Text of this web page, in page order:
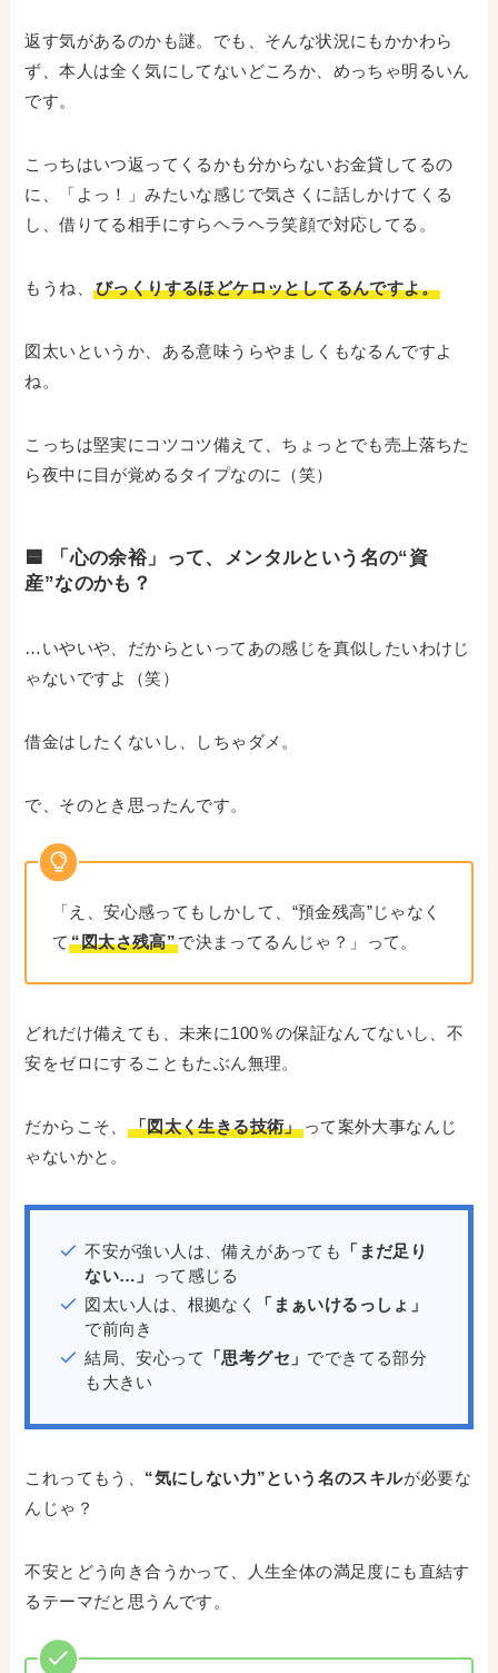
返す気があるのかも謎。でも、そんな状況にもかかわら
ず、本人は全く気にしてないどころか、めっちゃ明るいん
です。
こっちはいつ返ってくるかも分からないお金貸してるの
に、「よっ！」みたいな感じで気さくに話しかけてくる
し、借りてる相手にすらヘラヘラ笑顔で対応してる。
もうね、びっくりするほどケロッとしてるんですよ。
図太いというか、ある意味うらやましくもなるんですよ
ね。
こっちは堅実にコツコツ備えて、ちょっとでも売上落ちた
ら夜中に目が覚めるタイプなのに（笑）
🟦 「心の余裕」って、メンタルという名の“資
産”なのかも？
…いやいや、だからといってあの感じを真似したいわけじ
ゃないですよ（笑）
借金はしたくないし、しちゃダメ。
で、そのとき思ったんです。
「え、安心感ってもしかして、“預金残高”じゃなく
て“図太さ残高”で決まってるんじゃ？」って。
どれだけ備えても、未来に100％の保証なんてないし、不
安をゼロにすることもたぶん無理。
だからこそ、 「図太く生きる技術」って案外大事なんじ
ゃないかと。
不安が強い人は、備えがあっても
「まだ足り
ない…」
って感じる
図太い人は、根拠なく
「まぁいけるっしょ」
で前向き
結局、安心って
「思考グセ」 でできてる部分
も大きい
これってもう、 “気にしない力”という名のスキルが必要な
んじゃ？
不安とどう向き合うかって、人生全体の満足度にも直結す
るテーマだと思うんです。